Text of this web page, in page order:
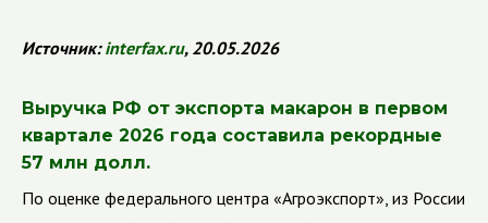
Источник:interfax.ru, 20.05.2026
Выручка РФ от экспорта макарон в первом
квартале 2026 года составила рекордные
57 млн долл.
По оценке федерального центра «Агроэкспорт», из России